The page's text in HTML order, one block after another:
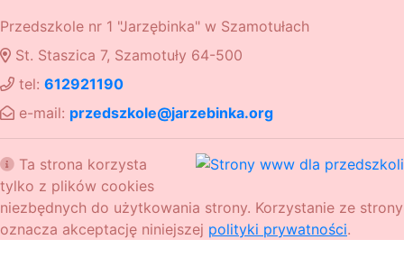
Przedszkole nr 1 "Jarzębinka" w Szamotułach
St. Staszica 7, Szamotuły 64-500
tel: 612921190
e-mail: przedszkole@jarzebinka.org
Ta strona korzysta
tylko z plików cookies
niezbędnych do użytkowania strony. Korzystanie ze strony
oznacza akceptację niniejszej polityki prywatności.